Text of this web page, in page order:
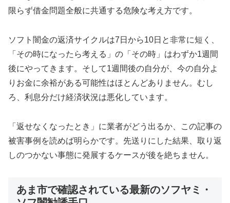
限らず借金問題全般に共通する危険な考え方です。
ソフト闇金の返済サイクルは7日から10日と非常に短く、
「その時になったら考える」の「その時」はわずか1週間
後にやってきます。そして1週間後の自分が、今の自分よ
りお金に余裕がある可能性はほとんどありません。むし
ろ、利息分だけ経済状況は悪化しています。
「返せなくなったとき」に業者がどう出るか、この記事の
被害事例を読めば明らかです。先送りにした結果、取り返
しのつかない事態に発展するケースが後を絶ちません。
あま市で確認されている最新のソフヤミ・